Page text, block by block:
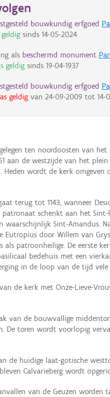
bouwkundig erfgoed
geldigsinds 14-05-2024
als beschermd monument
geldigsinds 19-04-1937
bouwkundig erfgoed
geldigvan 24-09-2009 tot 14-
ten noordoosten van het
aan de westzijde van het
Heden wordt de kerk omgeven
terug tot 1143, wanneer
schenkt aan het Sint-
waarschijnlijk Sint-Amandus.
Eutropius door Willem van
als patroonheilige. De eerste
bedehuis met een
in de loop van de tijd
de kerk met Onze-Lieve-
van de bouwvallige
De toren wordt voorlopig
de huidige laat-gotische
Calvarieberg wordt
van de Geuzen worden